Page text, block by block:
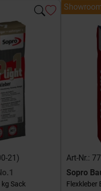
21)
Sack
Art-Nr.:
Sopro
Flexkleber